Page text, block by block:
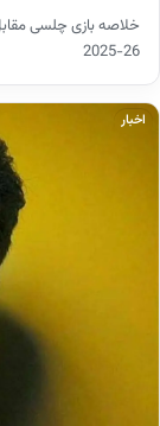
خلاصه بازی چلسی
26-2025
اخبار